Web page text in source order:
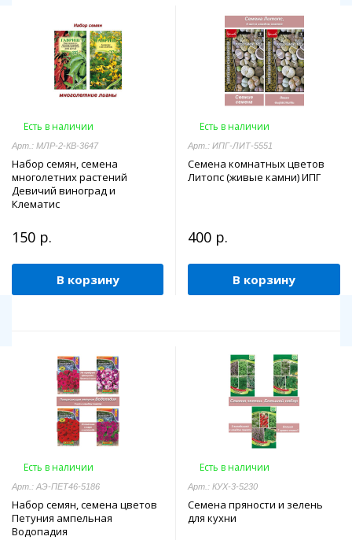
Есть в наличии
Арт.: МЛР-2-КВ-3647
Набор семян, семена
многолетних растений
Девичий виноград и
Клематис
150 р.
В корзину
Есть в наличии
Арт.: ИПГ-ЛИТ-5551
Семена комнатных цветов
Литопс (живые камни) ИПГ
400 р.
В корзину
Есть в наличии
Арт.: АЭ-ПЕТ46-5186
Набор семян, семена цветов
Петуния ампельная
Водопадия
Есть в наличии
Арт.: КУХ-3-5230
Семена пряности и зелень
для кухни